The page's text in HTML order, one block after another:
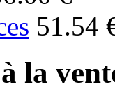
51.54
la